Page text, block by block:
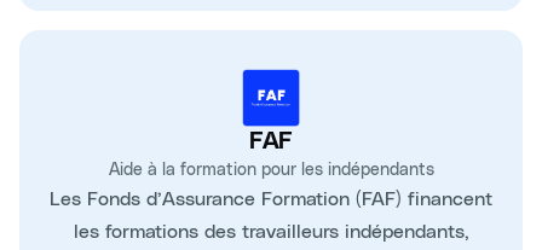
FAF
Aide à la formation pour les indépendants
Les Fonds d’Assurance Formation (FAF) financent
les formations des travailleurs indépendants,